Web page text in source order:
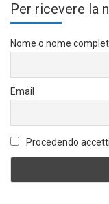
Per ricevere la
Nome o nome
Email
Procedendo